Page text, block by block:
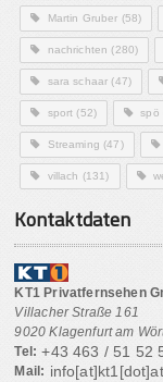
Martin Gruber (58)
nachrichten (280)
sara schaar (47)
sport (52) spö
Streaming (47)
villach (131)
Kontaktdaten
KT1 Privatfernsehen
Villacher Straße 161
9020 Klagenfurt am
Tel: +43 463 / 51 52
Mail: info[at]kt1[dot]at